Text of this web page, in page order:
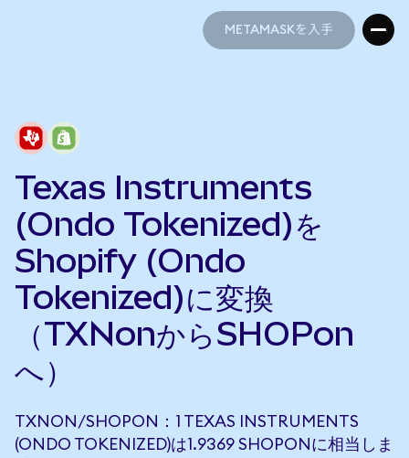
METAMASKを入手
Texas Instruments
(Ondo Tokenized)を
Shopify (Ondo
Tokenized)に変換
（TXNonからSHOPon
へ）
TXNON/SHOPON：1 TEXAS INSTRUMENTS
(ONDO TOKENIZED)は1.9369 SHOPONに相当しま